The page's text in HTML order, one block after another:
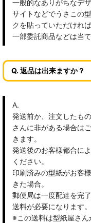
一般的なありがちなデ
サイトなどでうさこの
クを貼っていただければ
一部委託商品などは当
Q. 返品は出来ますか？
A.
発送前か、注文したも
さんに非がある場合は
きます。
発送後のお客様都合に
ください。
印刷済みの型紙がお客
きた場合。
郵便局は一度配達を完
送料が必要になります。
※この送料は型紙屋さ